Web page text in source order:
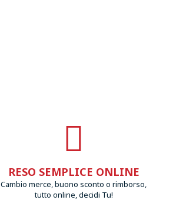
RESO SEMPLICE ONLINE
Cambio merce, buono sconto o rimborso,
tutto online, decidi Tu!